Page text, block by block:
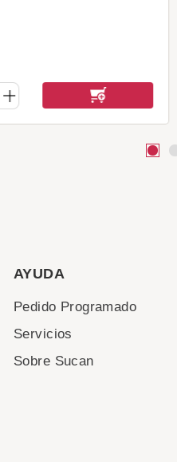
AYUDA
Pedido Programado
Servicios
Sobre Sucan